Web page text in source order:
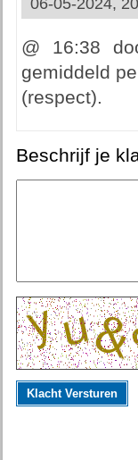
06-05-2024,
@ 16:38
gemiddeld
(respect).
Beschrijf je
Klacht Versturen